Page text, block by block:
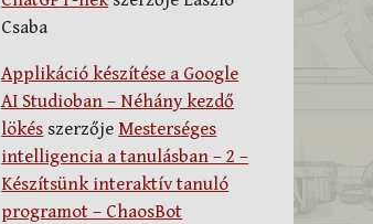
Csaba
Applikáció készítése a Google
AI Studioban – Néhány kezdő
lökés szerzőjeMesterséges
intelligencia a tanulásban – 2 –
Készítsünk interaktív tanuló
programot – ChaosBot